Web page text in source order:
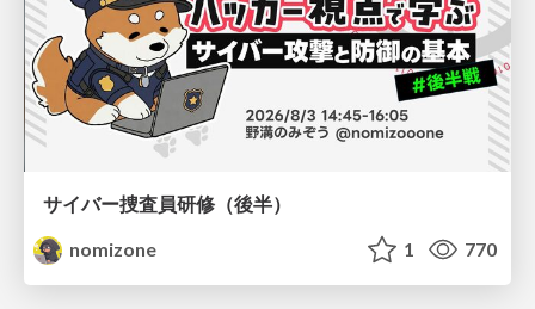
サイバー捜査員研修（後半）
nomizone
1 770